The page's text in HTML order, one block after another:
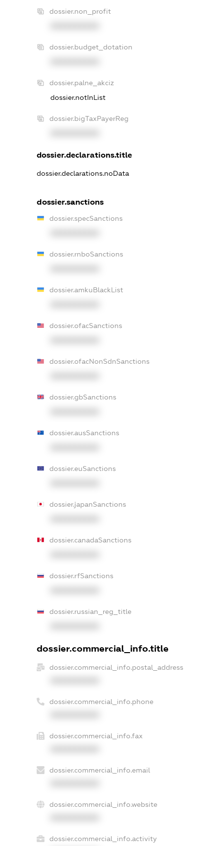
dossier.non_profit
dossier.budget_dotation
dossier.palne_akciz
dossier.notInList
dossier.bigTaxPayerReg
dossier.declarations.title
dossier.declarations.noData
dossier.sanctions
dossier.specSanctions
dossier.rnboSanctions
dossier.amkuBlackList
dossier.ofacSanctions
dossier.ofacNonSdnSanctions
dossier.gbSanctions
dossier.ausSanctions
dossier.euSanctions
dossier.japanSanctions
dossier.canadaSanctions
dossier.rfSanctions
dossier.russian_reg_title
dossier.commercial_info.title
dossier.commercial_info.postal_address
dossier.commercial_info.phone
dossier.commercial_info.fax
dossier.commercial_info.email
dossier.commercial_info.website
dossier.commercial_info.activity